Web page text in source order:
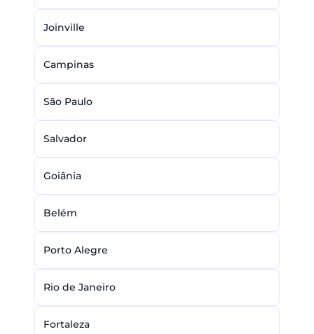
Joinville
Campinas
São Paulo
Salvador
Goiânia
Belém
Porto Alegre
Rio de Janeiro
Fortaleza